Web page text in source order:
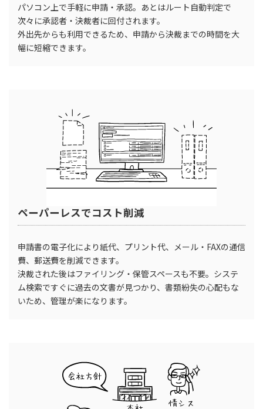
パソコン上で手軽に申請・承認。あとはルート自動判定で
次々に承認者・決裁者に回付されます。
外出先からも利用できるため、申請から決裁までの時間を大
幅に短縮できます。
ペーパーレスでコスト削減
申請書の電子化により紙代、プリント代、メール・FAXの通信
費、郵送費を削減できます。
決裁された後はファイリング・保管スペースも不要。システ
ム検索ですぐに過去の文書が見つかり、書類紛失の心配もな
いため、管理が楽になります。